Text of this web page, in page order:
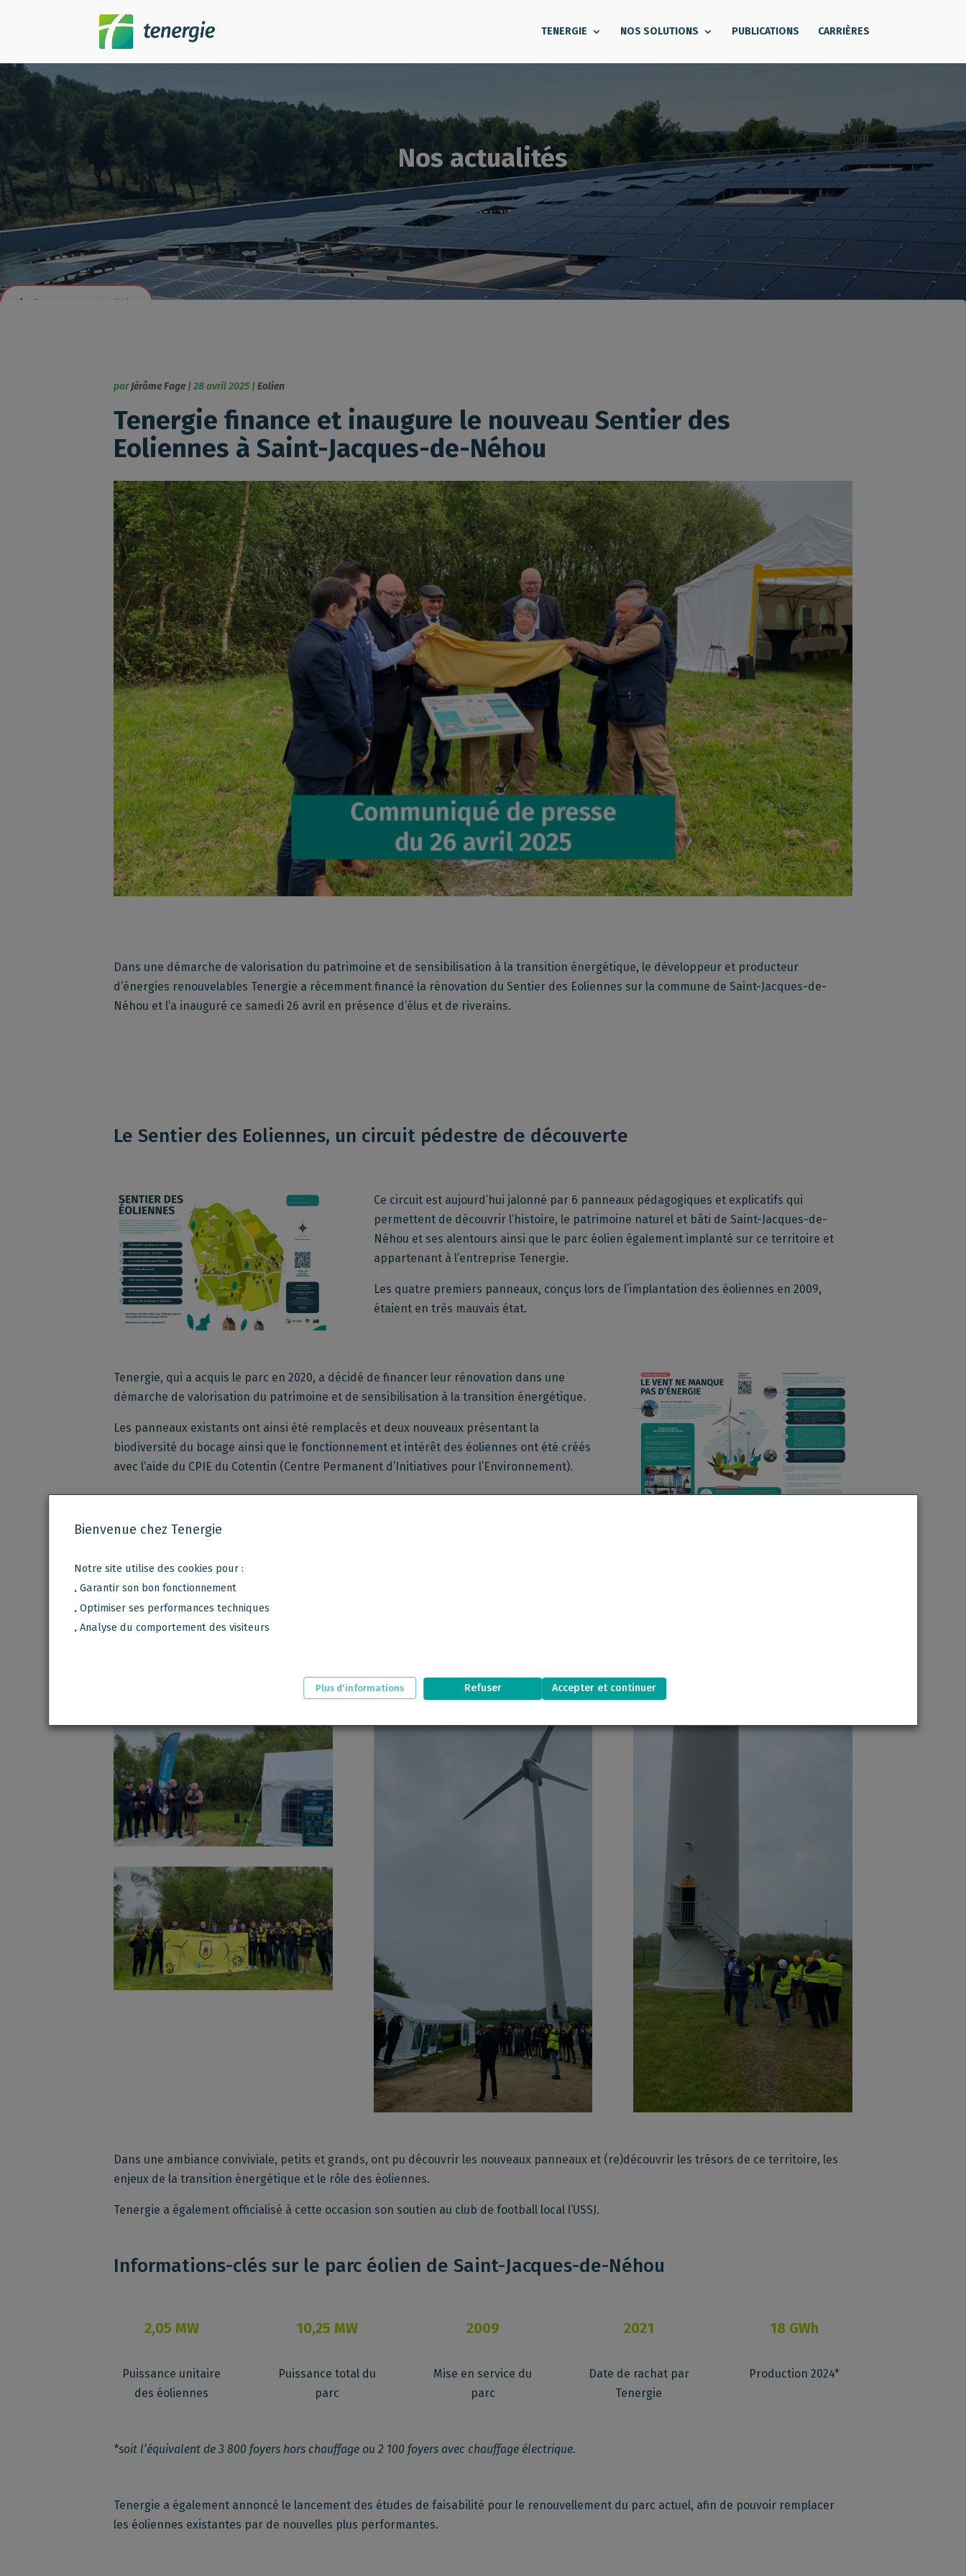
TENERGIE NOS SOLUTIONS PUBLICATIONS CARRIÈRES
Nos actualités
Retour aux actualités
parJérôme Fage |28 avril 2025 |Eolien
Tenergie finance et inaugure le nouveau Sentier des
Eoliennes à Saint-Jacques-de-Néhou
Dans une démarche de valorisation du patrimoine et de sensibilisation à la transition énergétique, le développeur et producteur
d’énergies renouvelables Tenergie a récemment financé la rénovation du Sentier des Eoliennes sur la commune de Saint-Jacques-de-
Néhou et l’a inauguré ce samedi 26 avril en présence d’élus et de riverains.
Le Sentier des Eoliennes, un circuit pédestre de découverte
Ce circuit est aujourd’hui jalonné par 6 panneaux pédagogiques et explicatifs qui
permettent de découvrir l’histoire, le patrimoine naturel et bâti de Saint-Jacques-de-
Néhou et ses alentours ainsi que le parc éolien également implanté sur ce territoire et
appartenant à l’entreprise Tenergie.
Les quatre premiers panneaux, conçus lors de l’implantation des éoliennes en 2009,
étaient en très mauvais état.
Tenergie, qui a acquis le parc en 2020, a décidé de financer leur rénovation dans une
démarche de valorisation du patrimoine et de sensibilisation à la transition énergétique.
Les panneaux existants ont ainsi été remplacés et deux nouveaux présentant la
biodiversité du bocage ainsi que le fonctionnement et intérêt des éoliennes ont été créés
avec l’aide du CPIE du Cotentin (Centre Permanent d’Initiatives pour l’Environnement).
des habitants de la commune de Jacques-de-Néhou et des environs, Tenergie a inauguré le nouveau parcours.
Dans une ambiance conviviale, petits et grands, ont pu découvrir les nouveaux panneaux et (re)découvrir les trésors de ce territoire, les
enjeux de la transition énergétique et le rôle des éoliennes.
Tenergie a également officialisé à cette occasion son soutien au club de football local l’USSJ.
Informations-clés sur le parc éolien de Saint-Jacques-de-Néhou
2,05 MW
Puissance unitaire
des éoliennes
10,25 MW
Puissance total du
parc
2009
Mise en service du
parc
2021
Date de rachat par
Tenergie
18 GWh
Production 2024*
*soit l’équivalent de 3 800 foyers hors chauffage ou 2 100 foyers avec chauffage électrique.
Tenergie a également annoncé le lancement des études de faisabilité pour le renouvellement du parc actuel, afin de pouvoir remplacer
les éoliennes existantes par de nouvelles plus performantes.
Bienvenue chez Tenergie
Notre site utilise des cookies pour :
. Garantir son bon fonctionnement
. Optimiser ses performances techniques
. Analyse du comportement des visiteurs
Plus d'informations Refuser Accepter et continuer